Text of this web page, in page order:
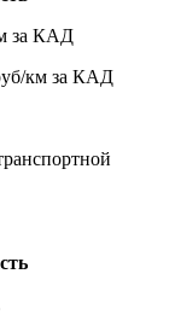
за КАД
км за КАД